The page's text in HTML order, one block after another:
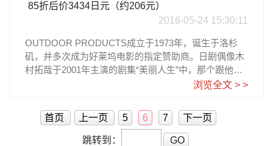
85折后价3434日元（约206元）
2016-05-24 15:30:11
OUTDOOR PRODUCTS成立于1973年，诞生于洛杉
矶，并多次成为好莱坞电影的指定赞助商。日剧偶像木
村拓哉于2001年主演的剧集“美丽人生”中，那个跟他形
影不离的粉蓝色OP背包更成为当时港日韩的潮流icon，
RDURA，有重量轻、柔软、耐磨、耐撕裂、速干、色
泽稳定等特点，即使多年使用也不会变形，简约大主袋
加小袋设计，尺寸约42*29*350px。下单8.5折，需要用
浏览全文 > >
首页 上一页 5 6 7 下一页
跳转到： GO